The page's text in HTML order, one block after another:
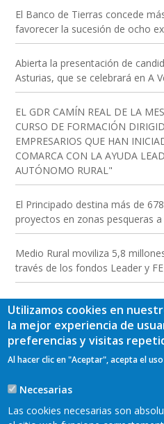
El Banco de Tierras concede
favorecer la sucesión de ocho
Abierta la presentación de
Asturias, que se celebrará en A
EL GDR CAMÍN REAL DE LA
CURSO DE FORMACIÓN
EMPRESARIOS QUE HAN
COMARCA CON LA AYUDA
AUTÓNOMO RURAL"
El Principado destina más de
proyectos en zonas pesqueras
Medio Rural moviliza 5,8
través de los fondos Leader y
Utilizamos cookies en
la mejor experiencia de
preferencias y visitas
Al hacer clic en "Aceptar", acepta el
Necesarias
Las cookies necesarias son